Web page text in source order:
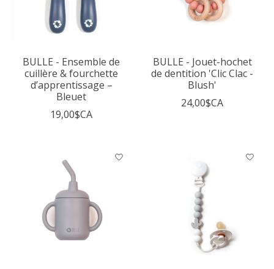
BULLE - Ensemble de
cuillère & fourchette
d’apprentissage –
Bleuet
19,00$CA
BULLE - Jouet-hochet
de dentition 'Clic Clac -
Blush'
24,00$CA